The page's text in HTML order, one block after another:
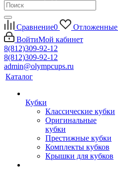
Сравнение0 Отложенные
ВойтиМой кабинет
8(812)309-92-12
8(812)309-92-12
admin@olympcups.ru
Каталог
Кубки
Классические кубки
Оригинальные
кубки
Престижные кубки
Комплекты кубков
Крышки для кубков